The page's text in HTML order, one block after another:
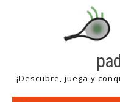
¡Descubre, juega y